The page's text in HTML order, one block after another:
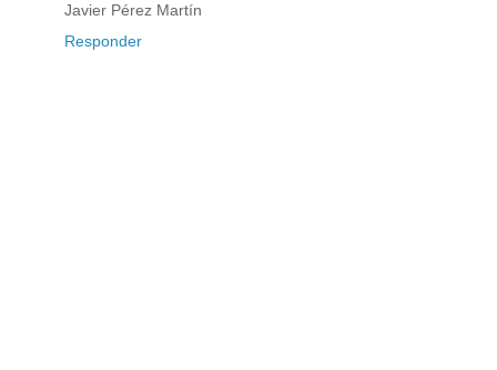
Javier Pérez Martín
Responder